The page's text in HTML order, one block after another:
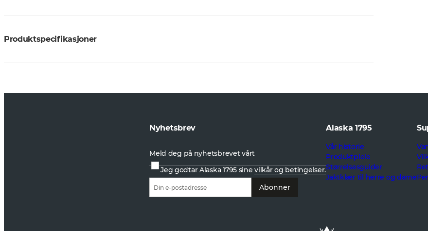
Produktspecifikasjoner
Nyhetsbrev
Meld deg på nyhetsbrevet vårt
Jeg godtar Alaska 1795 sinevilkår og betingelser.
Abonner
Alaska 1795
Vår historie
Produktpleie
Størrelsesguider
Jaktklær til herre og dame